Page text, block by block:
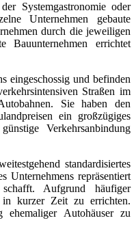
Systemgastronomie oder
Unternehmen gebaute
durch die jeweiligen
Bauunternehmen errichtet
eingeschossig und befinden
Straßen im
Sie haben den
ein großzügiges
Verkehrsanbindung
standardisiertes
Unternehmens repräsentiert
Aufgrund häufiger
in kurzer Zeit zu errichten.
Autohäuser zu